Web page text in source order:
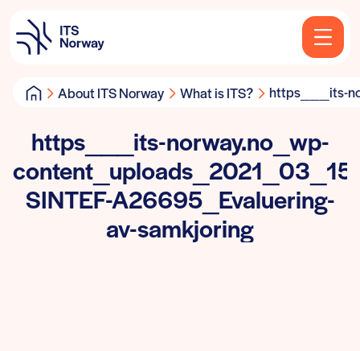
About ITS Norway What is ITS? https___its-
https___its-norway.no_wp-
SINTEF-A26695_Evaluering-
av-samkjoring